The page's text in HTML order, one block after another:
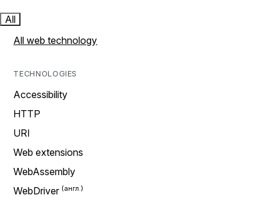
All
All web technology
TECHNOLOGIES
Accessibility
HTTP
URI
Web extensions
WebAssembly
WebDriver